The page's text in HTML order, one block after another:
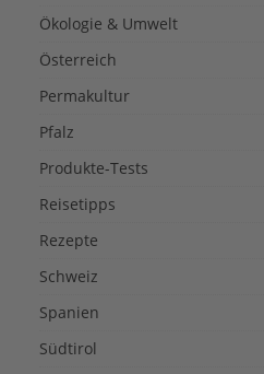
Ökologie & Umwelt
Österreich
Permakultur
Pfalz
Produkte-Tests
Reisetipps
Rezepte
Schweiz
Spanien
Südtirol